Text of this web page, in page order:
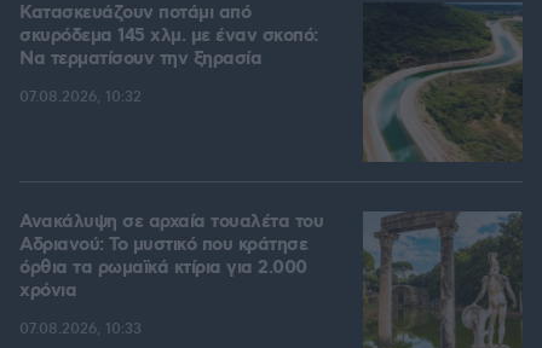
Κατασκευάζουν ποτάμι από
σκυρόδεμα 145 χλμ. με έναν σκοπό:
Να τερματίσουν την ξηρασία
07.08.2026, 10:32
Ανακάλυψη σε αρχαία τουαλέτα του
Αδριανού: Το μυστικό που κράτησε
όρθια τα ρωμαϊκά κτίρια για 2.000
χρόνια
07.08.2026, 10:33